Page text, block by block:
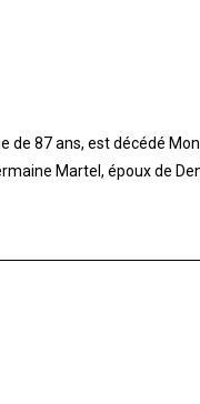
de 87 ans, est décédé
Martel, époux de